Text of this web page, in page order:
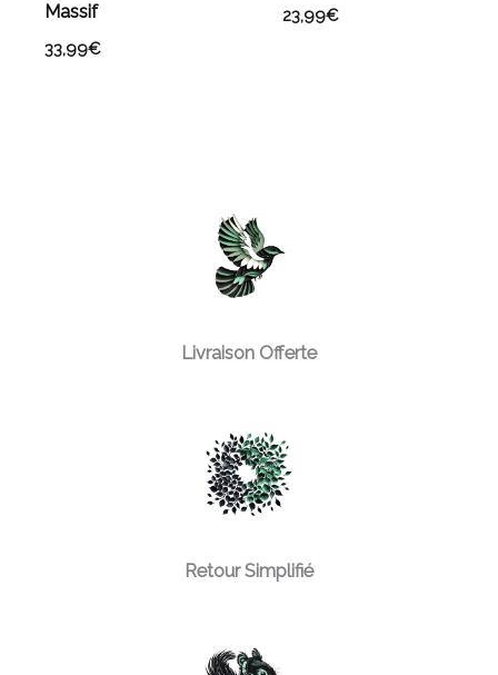
Massif
33,99€
23,99€
Livraison Offerte
Retour Simplifié